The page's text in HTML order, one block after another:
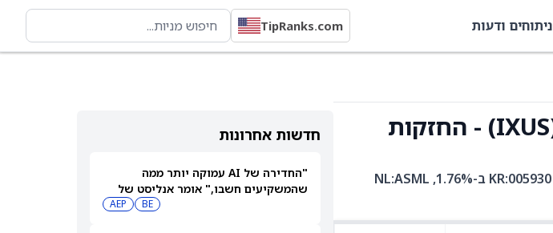
ניתוחים ודעות TipRanks.com
IXUS היא קרן סל עם 4,458 אחזקות. בין האחזקות המובילות: TW:2330 ב-4.20%, KR:005930 ב-1.76%, NL:ASML
חדשות אחרונות
"החדירה של AI עמוקה יותר ממה
שהמשקיעים חשבו," אומר אנליסט של
Evercore על בלום אנרג'י (BE), אך המניה
BE
AEP